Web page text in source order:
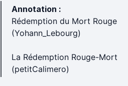
Annotation :
Rédemption du Mort Rouge
(Yohann_Lebourg)
La Rédemption Rouge-Mort
(petitCalimero)